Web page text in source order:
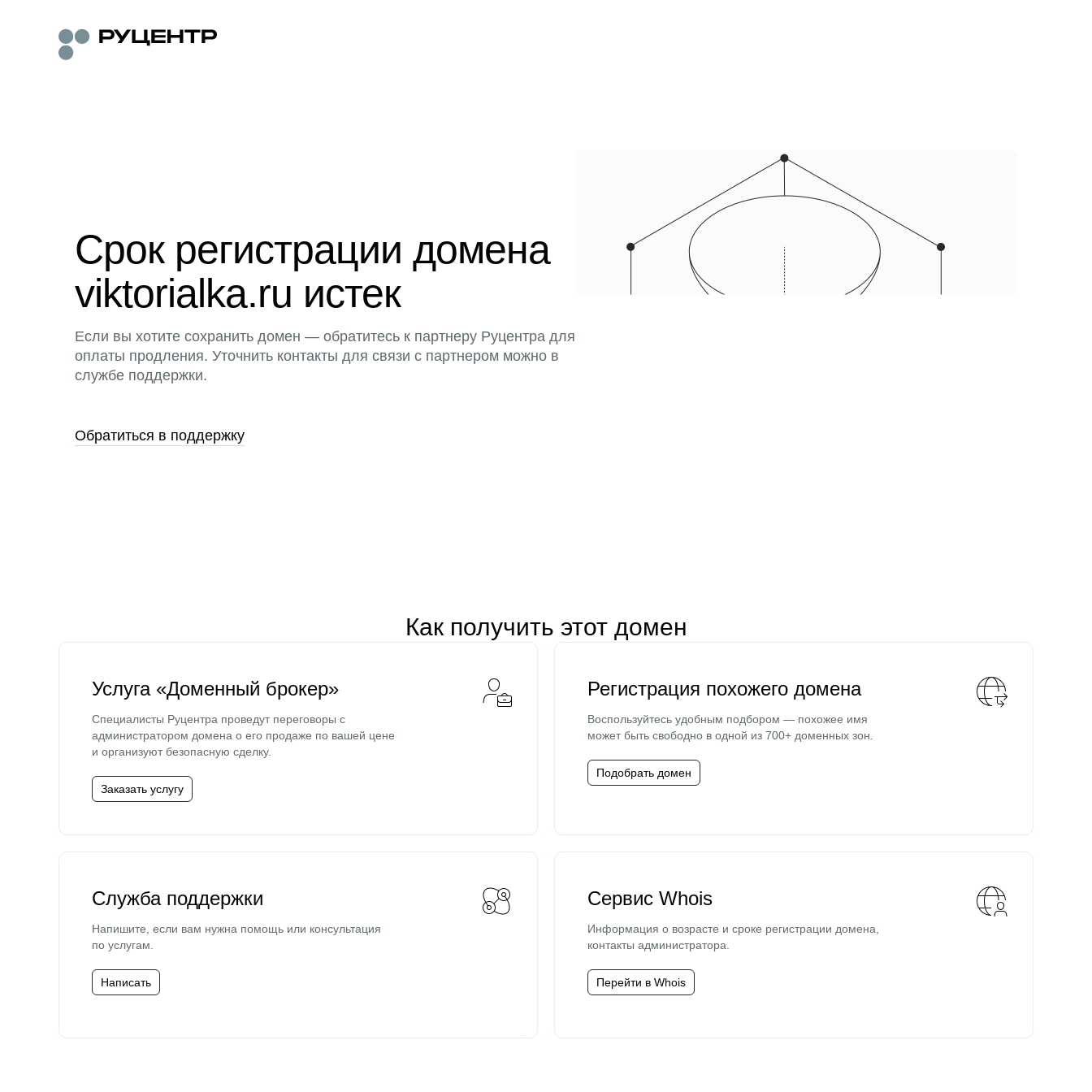
Срок регистрации домена
viktorialka.ru истек
Если вы хотите сохранить домен — обратитесь к партнеру Руцентра для
оплаты продления. Уточнить контакты для связи с партнером можно в
службе поддержки.
Обратиться в поддержку
Как получить этот домен
Услуга «Доменный брокер»
Специалисты Руцентра проведут переговоры с
администратором домена о его продаже по вашей цене
и организуют безопасную сделку.
Заказать услугу
Регистрация похожего домена
Воспользуйтесь удобным подбором — похожее имя
может быть свободно в одной из 700+ доменных зон.
Подобрать домен
Служба поддержки
Напишите, если вам нужна помощь или консультация
по услугам.
Написать
Сервис Whois
Информация о возрасте и сроке регистрации домена,
контакты администратора.
Перейти в Whois